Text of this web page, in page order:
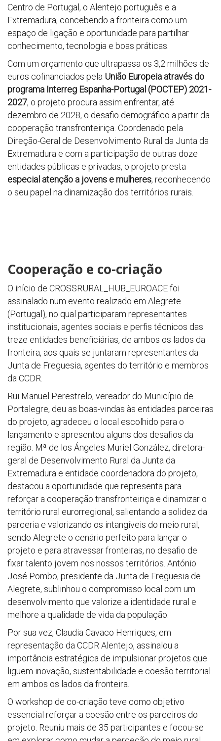
Centro de Portugal, o Alentejo português e a
Extremadura, concebendo a fronteira como um
espaço de ligação e oportunidade para partilhar
conhecimento, tecnologia e boas práticas.
Com um orçamento que ultrapassa os 3,2 milhões de
euros cofinanciados pela União Europeia através do
programa Interreg Espanha-Portugal (POCTEP) 2021-
2027, o projeto procura assim enfrentar, até
dezembro de 2028, o desafio demográfico a partir da
cooperação transfronteiriça. Coordenado pela
Direção-Geral de Desenvolvimento Rural da Junta da
Extremadura e com a participação de outras doze
entidades públicas e privadas, o projeto presta
especial atenção a jovens e mulheres, reconhecendo
o seu papel na dinamização dos territórios rurais.
Cooperação e co-criação
O início de CROSSRURAL_HUB_EUROACE foi
assinalado num evento realizado em Alegrete
(Portugal), no qual participaram representantes
institucionais, agentes sociais e perfis técnicos das
treze entidades beneficiárias, de ambos os lados da
fronteira, aos quais se juntaram representantes da
Junta de Freguesia, agentes do território e membros
da CCDR.
Rui Manuel Perestrelo, vereador do Município de
Portalegre, deu as boas-vindas às entidades parceiras
do projeto, agradeceu o local escolhido para o
lançamento e apresentou alguns dos desafios da
região. Mª de los Ángeles Muriel González, diretora-
geral de Desenvolvimento Rural da Junta da
Extremadura e entidade coordenadora do projeto,
destacou a oportunidade que representa para
reforçar a cooperação transfronteiriça e dinamizar o
território rural eurorregional, salientando a solidez da
parceria e valorizando os intangíveis do meio rural,
sendo Alegrete o cenário perfeito para lançar o
projeto e para atravessar fronteiras, no desafio de
fixar talento jovem nos nossos territórios. António
José Pombo, presidente da Junta de Freguesia de
Alegrete, sublinhou o compromisso local com um
desenvolvimento que valorize a identidade rural e
melhore a qualidade de vida da população.
Por sua vez, Claudia Cavaco Henriques, em
representação da CCDR Alentejo, assinalou a
importância estratégica de impulsionar projetos que
liguem inovação, sustentabilidade e coesão territorial
em ambos os lados da fronteira.
O workshop de co-criação teve como objetivo
essencial reforçar a coesão entre os parceiros do
projeto. Reuniu mais de 35 participantes e focou-se